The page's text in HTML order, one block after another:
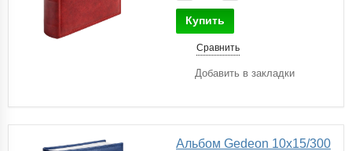
Купить
Сравнить
Добавить в закладки
Альбом Gedeon 10х15/300